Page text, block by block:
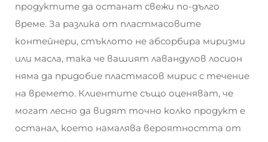
продуктите да останат свежи по-дълго
време. За разлика от пластмасовите
контейнери, стъклото не абсорбира миризми
или масла, така че вашият лавандулов лосион
няма да придобие пластмасов мирис с течение
на времето. Клиентите също оценяват, че
могат лесно да видят точно колко продукт е
останал, което намалява вероятността от